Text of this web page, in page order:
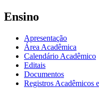
Ensino
Apresentação
Área Acadêmica
Calendário Acadêmico
Editais
Documentos
Registros Acadêmicos